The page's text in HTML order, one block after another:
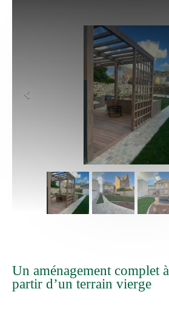
Un aménagement complet
partir d’un terrain vierge